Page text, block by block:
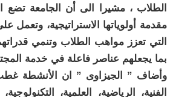
الطلاب ، مشيرا الى أن الجامعة تضع
مقدمة أولوياتها الاستراتيجية، وتعمل
التي تعزز مواهب الطلاب وتنمي قدراتهم
بما يجعلهم عناصر فاعلة في خدمة
وأضاف ” الجيزاوى ” ان الأنشطة غطت
الفنية، الرياضية، العلمية،